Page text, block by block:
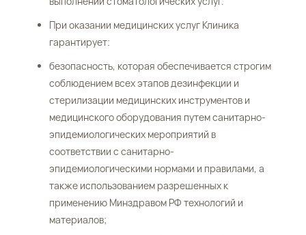
При оказании медицинских услуг Клиника
гарантирует:
безопасность, которая обеспечивается строгим
соблюдением всех этапов дезинфекции и
стерилизации медицинских инструментов и
медицинского оборудования путем санитарно-
эпидемиологических мероприятий в
соответствии с санитарно-
эпидемиологическими нормами и правилами, а
также использованием разрешенных к
применению Минздравом РФ технологий и
материалов;